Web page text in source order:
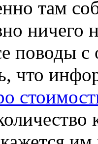
там
ничего
поводы с
что